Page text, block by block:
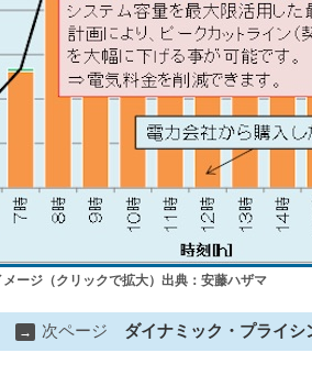
メージ（クリックで拡大）出典：安藤ハザマ
→ 次ページ ダイナミック・プライシ